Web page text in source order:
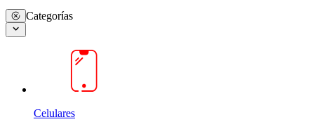
Categorías
Celulares